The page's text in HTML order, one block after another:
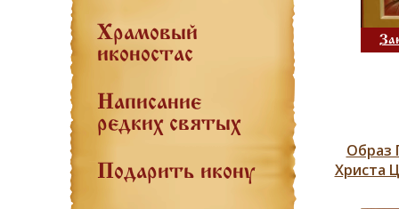
Храмовый
иконостас
Написание
редких святых
Подарить икону
Образ
Христа